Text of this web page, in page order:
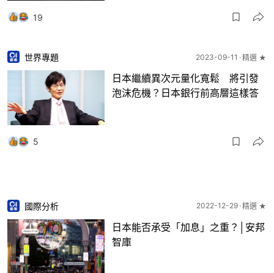
19
世界專題 2023-09-11 精選 ★
日本繼續異次元量化寬鬆 將引發
泡沫危機？日本銀行前高層這樣答
5
國際分析 2022-12-29 精選 ★
日本能否承受「加息」之重？│安邦
智庫